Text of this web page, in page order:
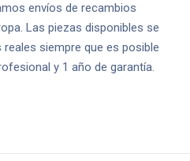
envíos de recambios
Las piezas disponibles se
siempre que es posible
y 1 año de garantía.